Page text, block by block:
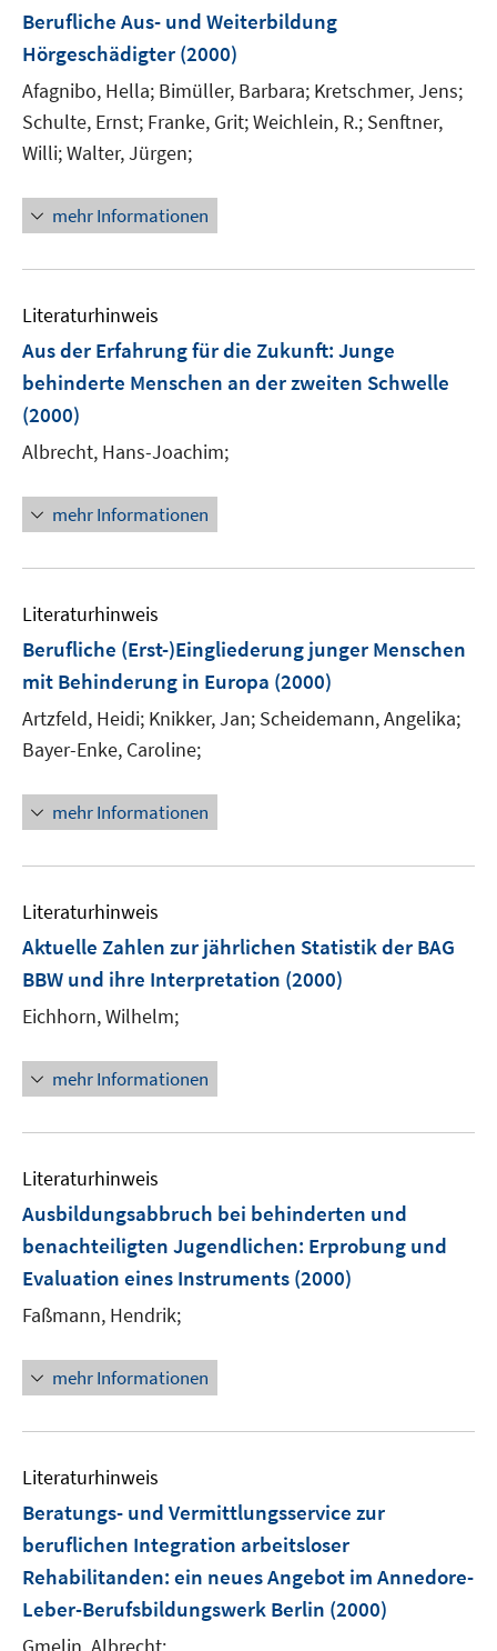
Berufliche Aus- und Weiterbildung
Hörgeschädigter (2000)
Afagnibo, Hella; Bimüller, Barbara; Kretschmer, Jens;
Schulte, Ernst; Franke, Grit;Weichlein, R.; Senftner,
Willi;Walter, Jürgen;
mehr Informationen
Literaturhinweis
Aus der Erfahrung für die Zukunft: Junge
behinderte Menschen an der zweiten Schwelle
(2000)
Albrecht, Hans-Joachim;
mehr Informationen
Literaturhinweis
Berufliche (Erst-)Eingliederung junger Menschen
mit Behinderung in Europa (2000)
Artzfeld, Heidi; Knikker, Jan; Scheidemann, Angelika;
Bayer-Enke, Caroline;
mehr Informationen
Literaturhinweis
Aktuelle Zahlen zur jährlichen Statistik der BAG
BBW und ihre Interpretation (2000)
Eichhorn, Wilhelm;
mehr Informationen
Literaturhinweis
Ausbildungsabbruch bei behinderten und
benachteiligten Jugendlichen: Erprobung und
Evaluation eines Instruments (2000)
Faßmann, Hendrik;
mehr Informationen
Literaturhinweis
Beratungs- und Vermittlungsservice zur
beruflichen Integration arbeitsloser
Rehabilitanden: ein neues Angebot im Annedore-
Leber-Berufsbildungswerk Berlin (2000)